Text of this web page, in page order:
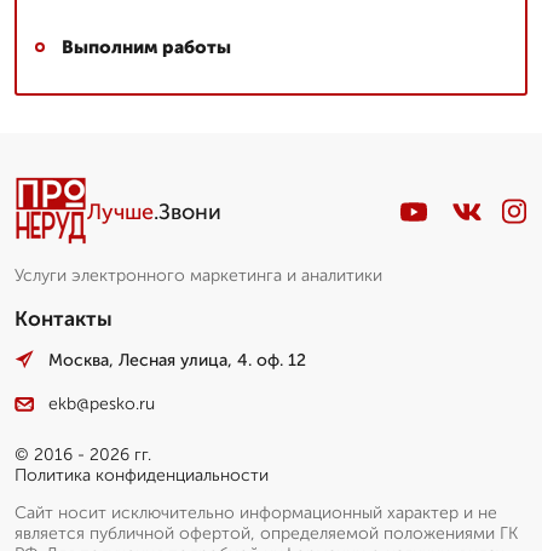
Выполним работы
Лучше.Звони
Услуги электронного маркетинга и аналитики
Контакты
Москва, Лесная улица, 4. оф. 12
ekb@pesko.ru
© 2016 - 2026 гг.
Политика конфиденциальности
Сайт носит исключительно информационный характер и не
является публичной офертой, определяемой положениями ГК